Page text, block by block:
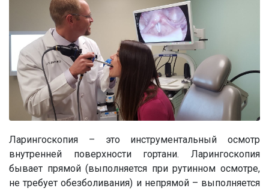
Ларингоскопия – это инструментальный осмотр
внутренней поверхности гортани. Ларингоскопия
бывает прямой (выполняется при рутинном осмотре,
не требует обезболивания) и непрямой – выполняется